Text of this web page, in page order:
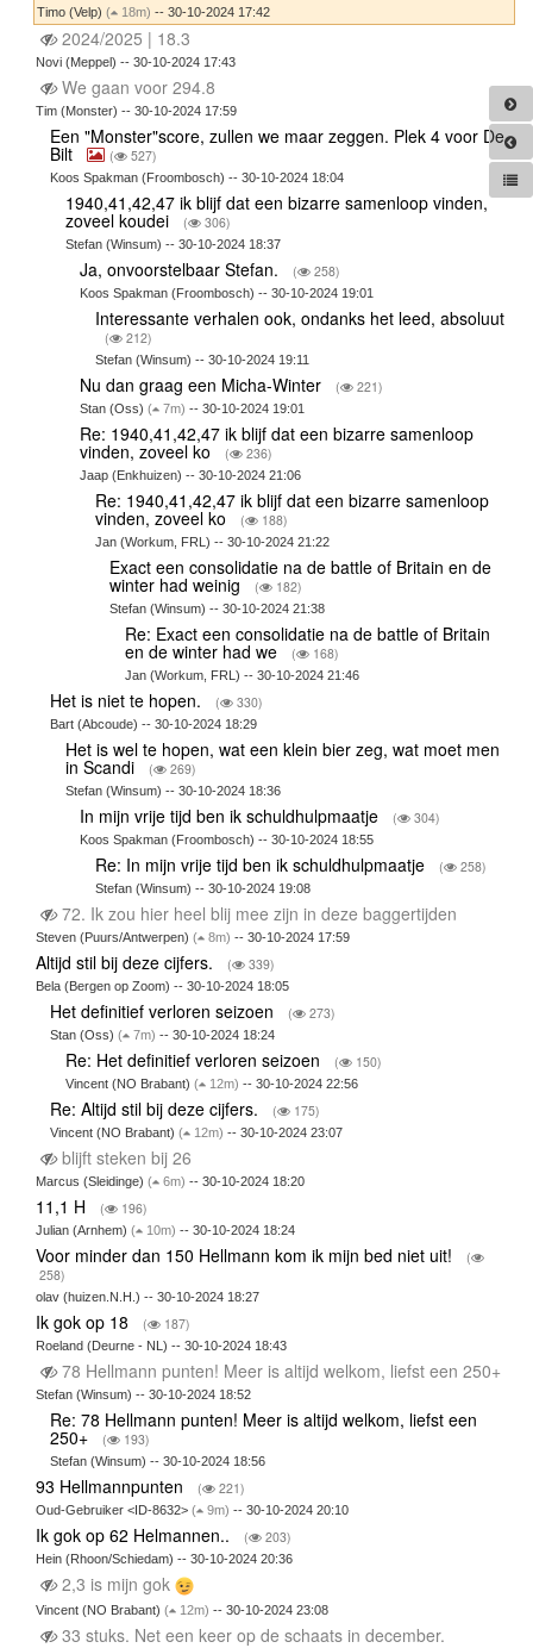
Timo (Velp) ( 18m) -- 30-10-2024 17:42
2024/2025 | 18.3
Novi (Meppel) -- 30-10-2024 17:43
We gaan voor 294.8
Tim (Monster) -- 30-10-2024 17:59
Een "Monster"score, zullen we maar zeggen. Plek 4 voor De
Bilt ( 527)
Koos Spakman (Froombosch) -- 30-10-2024 18:04
1940,41,42,47 ik blijf dat een bizarre samenloop vinden,
zoveel koudei ( 306)
Stefan (Winsum) -- 30-10-2024 18:37
Ja, onvoorstelbaar Stefan. ( 258)
Koos Spakman (Froombosch) -- 30-10-2024 19:01
Interessante verhalen ook, ondanks het leed, absoluut
( 212)
Stefan (Winsum) -- 30-10-2024 19:11
Nu dan graag een Micha-Winter ( 221)
Stan (Oss)( 7m) -- 30-10-2024 19:01
Re: 1940,41,42,47 ik blijf dat een bizarre samenloop
vinden, zoveel ko ( 236)
Jaap (Enkhuizen) -- 30-10-2024 21:06
Re: 1940,41,42,47 ik blijf dat een bizarre samenloop
vinden, zoveel ko ( 188)
Jan (Workum, FRL) -- 30-10-2024 21:22
Exact een consolidatie na de battle of Britain en de
winter had weinig ( 182)
Stefan (Winsum) -- 30-10-2024 21:38
Re: Exact een consolidatie na de battle of Britain
en de winter had we ( 168)
Jan (Workum, FRL) -- 30-10-2024 21:46
Het is niet te hopen. ( 330)
Bart (Abcoude) -- 30-10-2024 18:29
Het is wel te hopen, wat een klein bier zeg, wat moet men
in Scandi ( 269)
Stefan (Winsum) -- 30-10-2024 18:36
In mijn vrije tijd ben ik schuldhulpmaatje ( 304)
Koos Spakman (Froombosch) -- 30-10-2024 18:55
Re: In mijn vrije tijd ben ik schuldhulpmaatje ( 258)
Stefan (Winsum) -- 30-10-2024 19:08
72. Ik zou hier heel blij mee zijn in deze baggertijden
Steven (Puurs/Antwerpen) ( 8m) -- 30-10-2024 17:59
Altijd stil bij deze cijfers. ( 339)
Bela (Bergen op Zoom) -- 30-10-2024 18:05
Het definitief verloren seizoen ( 273)
Stan (Oss)( 7m) -- 30-10-2024 18:24
Re: Het definitief verloren seizoen ( 150)
Vincent (NO Brabant) ( 12m) -- 30-10-2024 22:56
Re: Altijd stil bij deze cijfers. ( 175)
Vincent (NO Brabant)( 12m) -- 30-10-2024 23:07
blijft steken bij 26
Marcus (Sleidinge) ( 6m) -- 30-10-2024 18:20
11,1 H ( 196)
Julian (Arnhem) ( 10m) -- 30-10-2024 18:24
Voor minder dan 150 Hellmann kom ik mijn bed niet uit!
(
258)
olav (huizen.N.H.) -- 30-10-2024 18:27
Ik gok op 18 ( 187)
Roeland (Deurne - NL) -- 30-10-2024 18:43
78 Hellmann punten! Meer is altijd welkom, liefst een 250+
Stefan (Winsum) -- 30-10-2024 18:52
Re: 78 Hellmann punten! Meer is altijd welkom, liefst een
250+ ( 193)
Stefan (Winsum) -- 30-10-2024 18:56
93 Hellmannpunten ( 221)
Oud-Gebruiker <ID-8632> ( 9m) -- 30-10-2024 20:10
Ik gok op 62 Helmannen.. ( 203)
Hein (Rhoon/Schiedam) -- 30-10-2024 20:36
2,3 is mijn gok
Vincent (NO Brabant) ( 12m) -- 30-10-2024 23:08
33 stuks. Net een keer op de schaats in december.